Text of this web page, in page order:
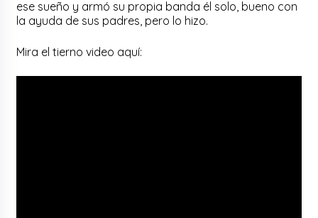
ese sueño y armó su propia banda él solo, bueno con
la ayuda de sus padres, pero lo hizo.
Mira el tierno video aquí: